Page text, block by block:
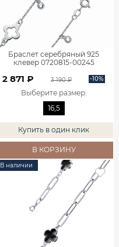
Браслет серебряный 925
клевер 0720815-00245
2 871 ₽ 3 190 ₽ -10%
Выберите размер:
16,5
Купить в один клик
В КОРЗИНУ
В наличии